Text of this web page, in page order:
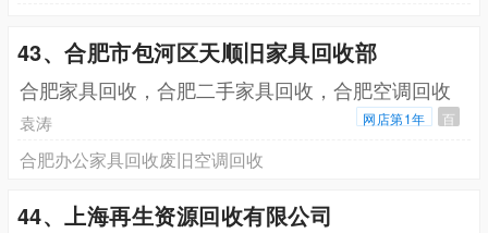
43、合肥市包河区天顺旧家具回收部
合肥家具回收，合肥二手家具回收，合肥空调回收
袁涛 网店第1年 百
合肥办公家具回收废旧空调回收
44、上海再生资源回收有限公司